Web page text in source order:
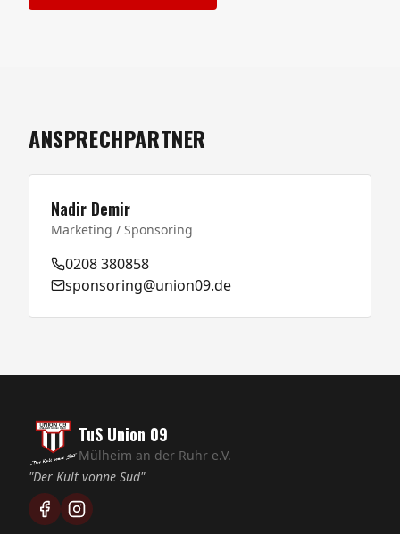
ANSPRECHPARTNER
Nadir Demir
Marketing / Sponsoring
0208 380858
sponsoring@union09.de
TuS Union 09
Mülheim an der Ruhr e.V.
"Der Kult vonne Süd"